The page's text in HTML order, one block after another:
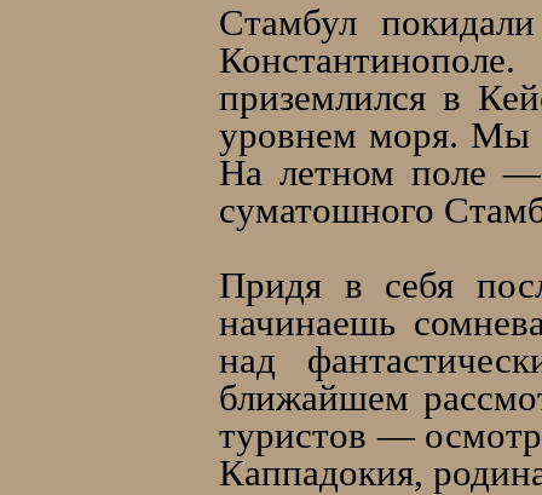
Стамбул
приземлился в
уровнем моря. Мы
На летном поле
суматошного
Придя в себя
начинаешь
над
ближайшем
туристов — осмотр
Каппадокия,